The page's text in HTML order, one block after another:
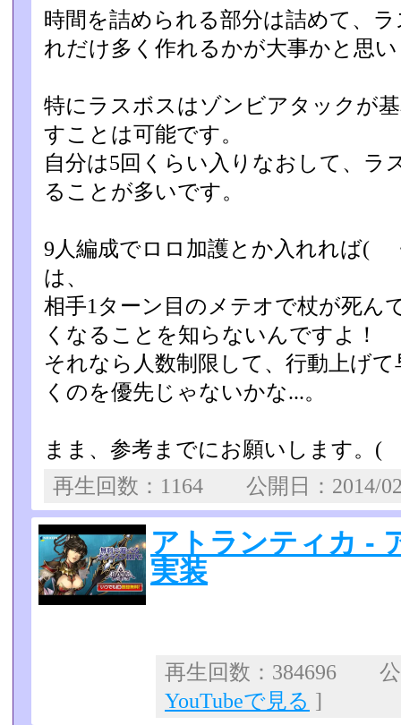
時間を詰められる部分は詰めて、
れだけ多く作れるかが大­事かと思
特にラスボスはゾンビアタックが
すことは可能です。
自分は5回くらい入りなおして、ラ
ることが多いです。
9人編成でロロ加護とか入れれば(
は、
相手1ターン目のメテオで杖が死ん
くなることを知らないんで­すよ！
それなら人数制限して、行動上げ
くのを優先じゃないかな­...。
まま、参考までにお願いします。(
再生回数：1164 公開日：
アトランティカ -
実装
再生回数：384696
YouTubeで見る ]